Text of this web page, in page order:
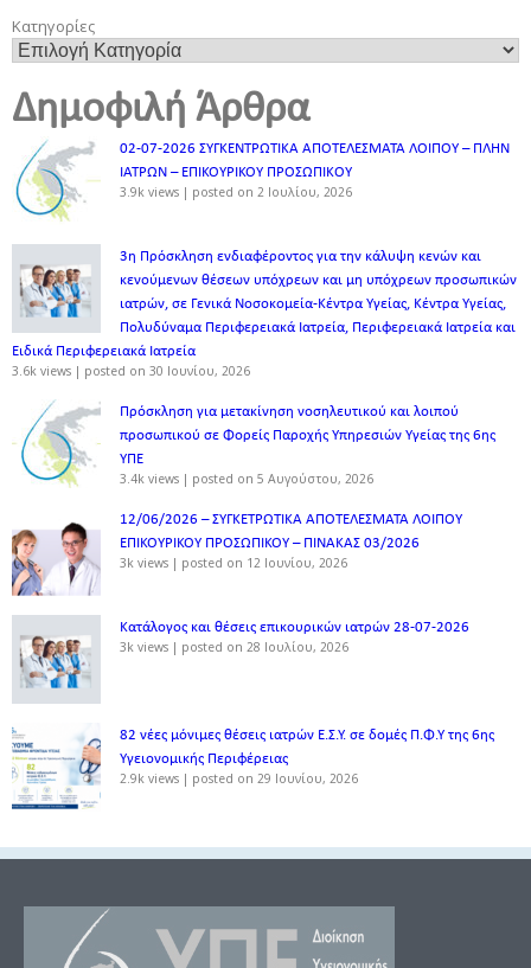
Κατηγορίες
Δημοφιλή Άρθρα
02-07-2026 ΣΥΓΚΕΝΤΡΩΤΙΚΑ ΑΠΟΤΕΛΕΣΜΑΤΑ ΛΟΙΠΟΥ – ΠΛΗΝ
ΙΑΤΡΩΝ – ΕΠΙΚΟΥΡΙΚΟΥ ΠΡΟΣΩΠΙΚOY
3.9k views | posted on 2 Ιουλίου, 2026
3η Πρόσκληση ενδιαφέροντος για την κάλυψη κενών και
κενούμενων θέσεων υπόχρεων και μη υπόχρεων προσωπικών
ιατρών, σε Γενικά Νοσοκομεία-Κέντρα Υγείας, Κέντρα Υγείας,
Πολυδύναμα Περιφερειακά Ιατρεία, Περιφερειακά Ιατρεία και
Ειδικά Περιφερειακά Ιατρεία
3.6k views | posted on 30 Ιουνίου, 2026
Πρόσκληση για μετακίνηση νοσηλευτικού και λοιπού
προσωπικού σε Φορείς Παροχής Υπηρεσιών Υγείας της 6ης
ΥΠΕ
3.4k views | posted on 5 Αυγούστου, 2026
12/06/2026 – ΣΥΓΚΕΤΡΩΤΙΚΑ ΑΠΟΤΕΛΕΣΜΑΤΑ ΛΟΙΠΟΥ
ΕΠΙΚΟΥΡΙΚΟΥ ΠΡΟΣΩΠΙΚΟΥ – ΠΙΝΑΚΑΣ 03/2026
3k views | posted on 12 Ιουνίου, 2026
Κατάλογος και θέσεις επικουρικών ιατρών 28-07-2026
3k views | posted on 28 Ιουλίου, 2026
82 νέες μόνιμες θέσεις ιατρών Ε.Σ.Υ. σε δομές Π.Φ.Υ της 6ης
Υγειονομικής Περιφέρειας
2.9k views | posted on 29 Ιουνίου, 2026